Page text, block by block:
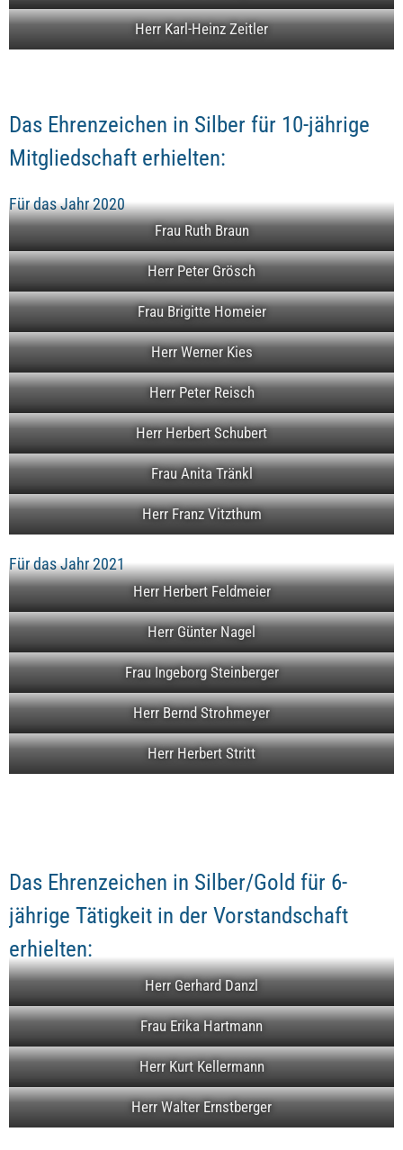
Herr Karl-Heinz Zeitler
Das Ehrenzeichen in Silber für 10-jährige
Mitgliedschaft erhielten:
Für das Jahr 2020
Frau Ruth Braun
Herr Peter Grösch
Frau Brigitte Homeier
Herr Werner Kies
Herr Peter Reisch
Herr Herbert Schubert
Frau Anita Tränkl
Herr Franz Vitzthum
Für das Jahr 2021
Herr Herbert Feldmeier
Herr Günter Nagel
Frau Ingeborg Steinberger
Herr Bernd Strohmeyer
Herr Herbert Stritt
Das Ehrenzeichen in Silber/Gold für 6-
jährige Tätigkeit in der Vorstandschaft
erhielten:
Herr Gerhard Danzl
Frau Erika Hartmann
Herr Kurt Kellermann
Herr Walter Ernstberger